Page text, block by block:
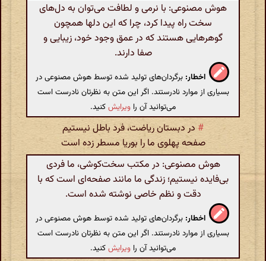
هوش مصنوعی: با نرمی و لطافت می‌توان به دل‌های
سخت راه پیدا کرد، چرا که این دلها همچون
گوهرهایی هستند که در عمق وجود خود، زیبایی و
صفا دارند.
اخطار: برگردان‌های تولید شده توسط هوش مصنوعی در
بسیاری از موارد نادرستند. اگر این متن به نظرتان نادرست است
می‌توانید آن را ویرایشکنید.
# در دبستان ریاضت، فرد باطل نیستیم
صفحه پهلوی ما را بوریا مسطر زده است
هوش مصنوعی: در مکتب سخت‌کوشی، ما فردی
بی‌فایده نیستیم؛ زندگی ما مانند صفحه‌ای است که با
دقت و نظم خاصی نوشته شده است.
اخطار: برگردان‌های تولید شده توسط هوش مصنوعی در
بسیاری از موارد نادرستند. اگر این متن به نظرتان نادرست است
می‌توانید آن را ویرایشکنید.